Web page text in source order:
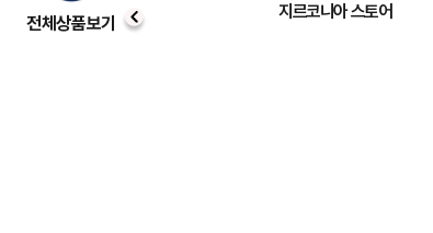
전체상품보기
지르코니아 스토어